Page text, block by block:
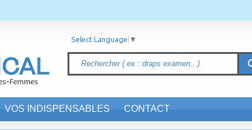
VOS INDISPENSABLES CONTACT
Select Language ▼